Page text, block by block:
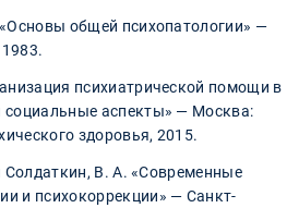
общей психопатологии» —
психиатрической помощи в
социальные аспекты» — Москва:
здоровья, 2015.
Солдаткин, В. А. «Современные
и психокоррекции» — Санкт-